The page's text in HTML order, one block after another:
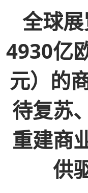
全球
4930亿
元）的
待复苏
重建商
供